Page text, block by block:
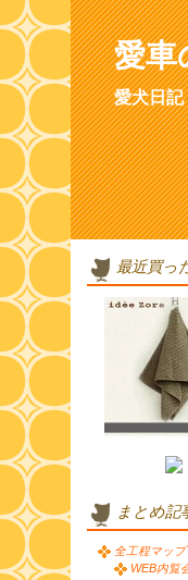
愛車
愛犬日記
最近買っ
まとめ記
全工程マップ
WEB内覧